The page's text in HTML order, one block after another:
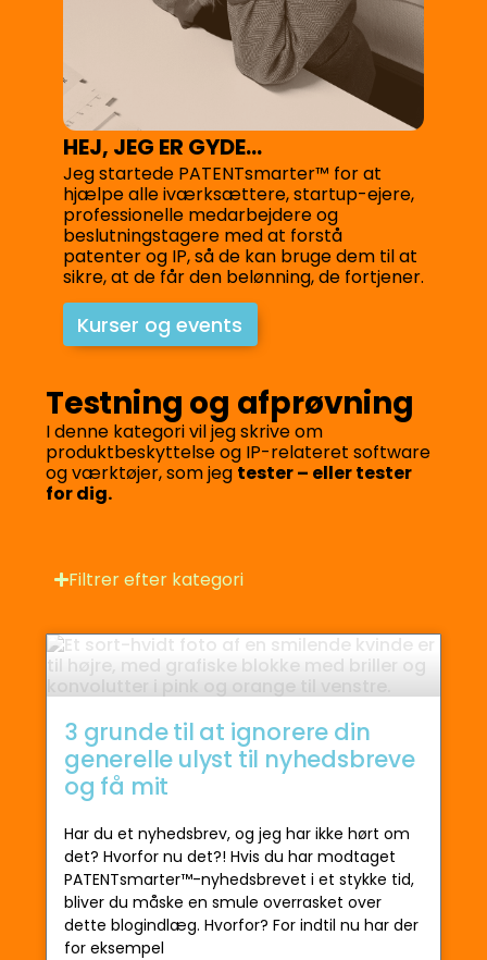
HEJ, JEG ER GYDE...
Jeg startede PATENTsmarter™ for at
hjælpe alle iværksættere, startup-ejere,
professionelle medarbejdere og
beslutningstagere med at forstå
patenter og IP, så de kan bruge dem til at
sikre, at de får den belønning, de fortjener.
Kurser og events
Testning og afprøvning
I denne kategori vil jeg skrive om
produktbeskyttelse og IP-relateret software
og værktøjer, som jeg tester – eller tester
for dig.
Filtrer efter kategori
3 grunde til at ignorere din
generelle ulyst til nyhedsbreve
og få mit
Har du et nyhedsbrev, og jeg har ikke hørt om
det? Hvorfor nu det?! Hvis du har modtaget
PATENTsmarter™-nyhedsbrevet i et stykke tid,
bliver du måske en smule overrasket over
dette blogindlæg. Hvorfor? For indtil nu har der
for eksempel